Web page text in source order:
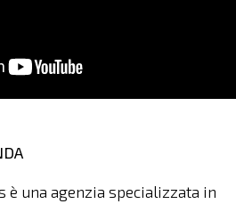
è una agenzia specializzata in